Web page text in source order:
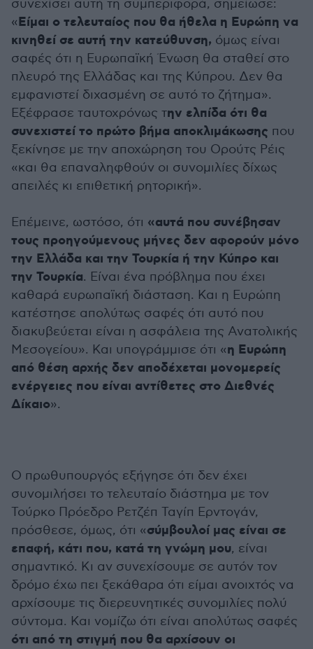
συνεχίσει αυτή τη συμπεριφορά, σημείωσε:
«Είμαι ο τελευταίος που θα ήθελα η Ευρώπη να
κινηθεί σε αυτή την κατεύθυνση, όμως είναι
σαφές ότι η Ευρωπαϊκή Ένωση θα σταθεί στο
πλευρό της Ελλάδας και της Κύπρου. Δεν θα
εμφανιστεί διχασμένη σε αυτό το ζήτημα».
Εξέφρασε ταυτοχρόνως την ελπίδα ότι θα
συνεχιστεί το πρώτο βήμα αποκλιμάκωσης που
ξεκίνησε με την αποχώρηση του Ορούτς Ρέις
«και θα επαναληφθούν οι συνομιλίες δίχως
απειλές κι επιθετική ρητορική».
Επέμεινε, ωστόσο, ότι «αυτά που συνέβησαν
τους προηγούμενους μήνες δεν αφορούν μόνο
την Ελλάδα και την Τουρκία ή την Κύπρο και
την Τουρκία. Είναι ένα πρόβλημα που έχει
καθαρά ευρωπαϊκή διάσταση. Και η Ευρώπη
κατέστησε απολύτως σαφές ότι αυτό που
διακυβεύεται είναι η ασφάλεια της Ανατολικής
Μεσογείου». Και υπογράμμισε ότι «η Ευρώπη
από θέση αρχής δεν αποδέχεται μονομερείς
ενέργειες που είναι αντίθετες στο Διεθνές
Δίκαιο».
Ο πρωθυπουργός εξήγησε ότι δεν έχει
συνομιλήσει το τελευταίο διάστημα με τον
Τούρκο Πρόεδρο Ρετζέπ Ταγίπ Ερντογάν,
πρόσθεσε, όμως, ότι «σύμβουλοί μας είναι σε
επαφή, κάτι που, κατά τη γνώμη μου, είναι
σημαντικό. Κι αν συνεχίσουμε σε αυτόν τον
δρόμο έχω πει ξεκάθαρα ότι είμαι ανοιχτός να
αρχίσουμε τις διερευνητικές συνομιλίες πολύ
σύντομα. Και νομίζω ότι είναι απολύτως σαφές
ότι από τη στιγμή που θα αρχίσουν οι